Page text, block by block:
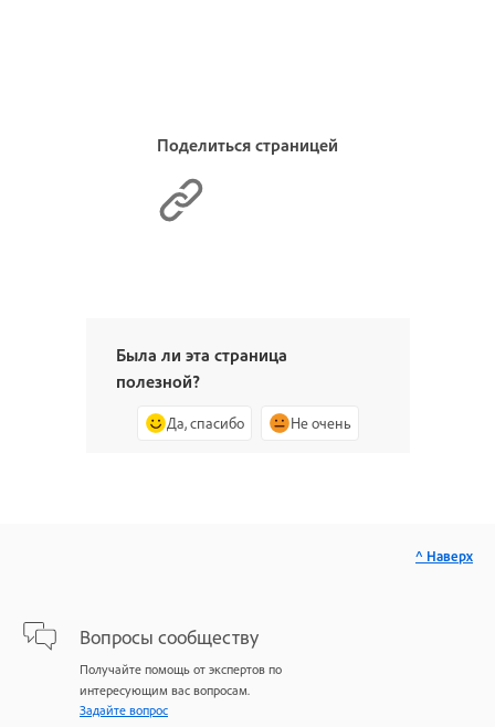
Поделиться страницей
Была ли эта страница
полезной?
Да, спасибо Не очень
Вопросы сообществу
Получайте помощь от экспертов по
интересующим вас вопросам.
Задайте вопрос
^ Наверх